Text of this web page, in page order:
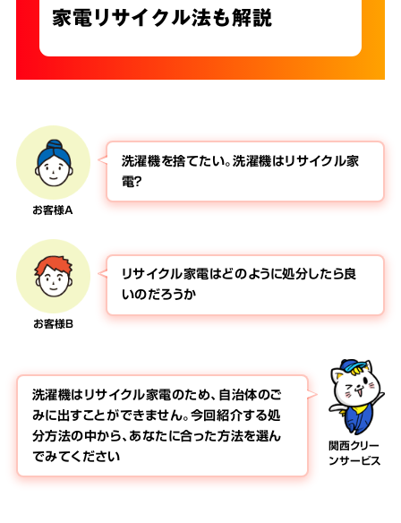
家電リサイクル法も解説
お客様A
洗濯機を捨てたい。洗濯機はリサイクル家
電？
お客様B
リサイクル家電はどのように処分したら良
いのだろうか
関西クリー
ンサービス
洗濯機はリサイクル家電のため、自治体のご
みに出すことができません。今回紹介する処
分方法の中から、あなたに合った方法を選ん
でみてください